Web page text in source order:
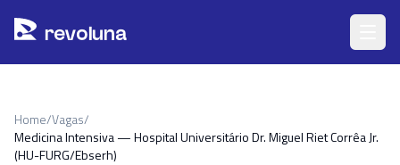
revoluna
Home/Vagas/
Medicina Intensiva — Hospital Universitário Dr. Miguel Riet Corrêa Jr.
(HU-FURG/Ebserh)